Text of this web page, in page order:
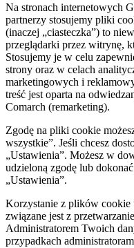
Na stronach internetowych
partnerzy stosujemy pliki
(inaczej „ciasteczka”) to
przeglądarki przez witrynę,
Stosujemy je w celu
strony oraz w celach
marketingowych i
treść jest oparta na
Comarch (remarketing).
Zgodę na pliki cookie
wszystkie”. Jeśli chcesz
„Ustawienia”. Możesz w
udzieloną zgodę lub
„Ustawienia”.
Korzystanie z plików cookie
związane jest z
Administratorem Twoich
przypadkach